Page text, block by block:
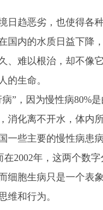
日趋恶劣，也使得各
国内的水质日益下降
、难以根治，却不像
的生命。
”，因为慢性病80%
消化离不开水，体内
一些主要的慢性病患
在2002年，这两个数
细胞生病只是一个表
维和行为。